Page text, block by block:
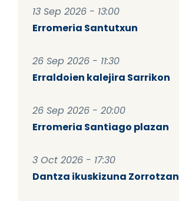
13 Sep 2026 - 13:00
Erromeria Santutxun
26 Sep 2026 - 11:30
Erraldoien kalejira Sarrikon
26 Sep 2026 - 20:00
Erromeria Santiago plazan
3 Oct 2026 - 17:30
Dantza ikuskizuna Zorrotzan